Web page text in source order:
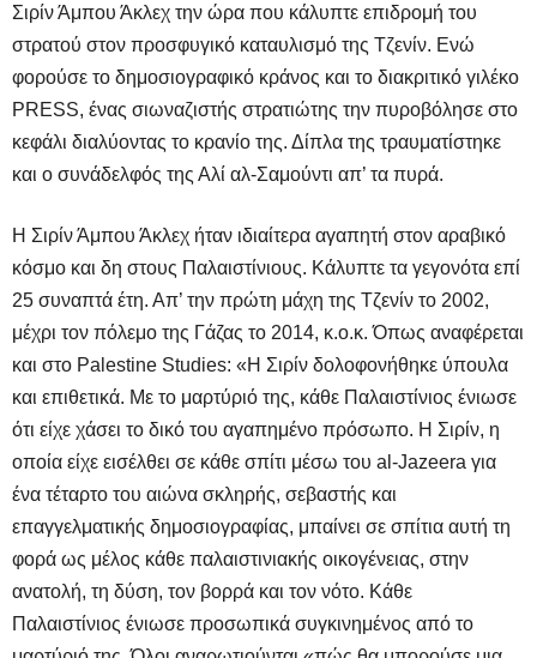
Σιρίν Άμπου Άκλεχ την ώρα που κάλυπτε επιδρομή του
στρατού στον προσφυγικό καταυλισμό της Τζενίν. Ενώ
φορούσε το δημοσιογραφικό κράνος και το διακριτικό γιλέκο
PRESS, ένας σιωναζιστής στρατιώτης την πυροβόλησε στο
κεφάλι διαλύοντας το κρανίο της. Δίπλα της τραυματίστηκε
και ο συνάδελφός της Αλί αλ-Σαμούντι απ’ τα πυρά.
Η Σιρίν Άμπου Άκλεχ ήταν ιδιαίτερα αγαπητή στον αραβικό
κόσμο και δη στους Παλαιστίνιους. Κάλυπτε τα γεγονότα επί
25 συναπτά έτη. Απ’ την πρώτη μάχη της Τζενίν το 2002,
μέχρι τον πόλεμο της Γάζας το 2014, κ.ο.κ. Όπως αναφέρεται
και στο Palestine Studies: «Η Σιρίν δολοφονήθηκε ύπουλα
και επιθετικά. Με το μαρτύριό της, κάθε Παλαιστίνιος ένιωσε
ότι είχε χάσει το δικό του αγαπημένο πρόσωπο. Η Σιρίν, η
οποία είχε εισέλθει σε κάθε σπίτι μέσω του al-Jazeera για
ένα τέταρτο του αιώνα σκληρής, σεβαστής και
επαγγελματικής δημοσιογραφίας, μπαίνει σε σπίτια αυτή τη
φορά ως μέλος κάθε παλαιστινιακής οικογένειας, στην
ανατολή, τη δύση, τον βορρά και τον νότο. Κάθε
Παλαιστίνιος ένιωσε προσωπικά συγκινημένος από το